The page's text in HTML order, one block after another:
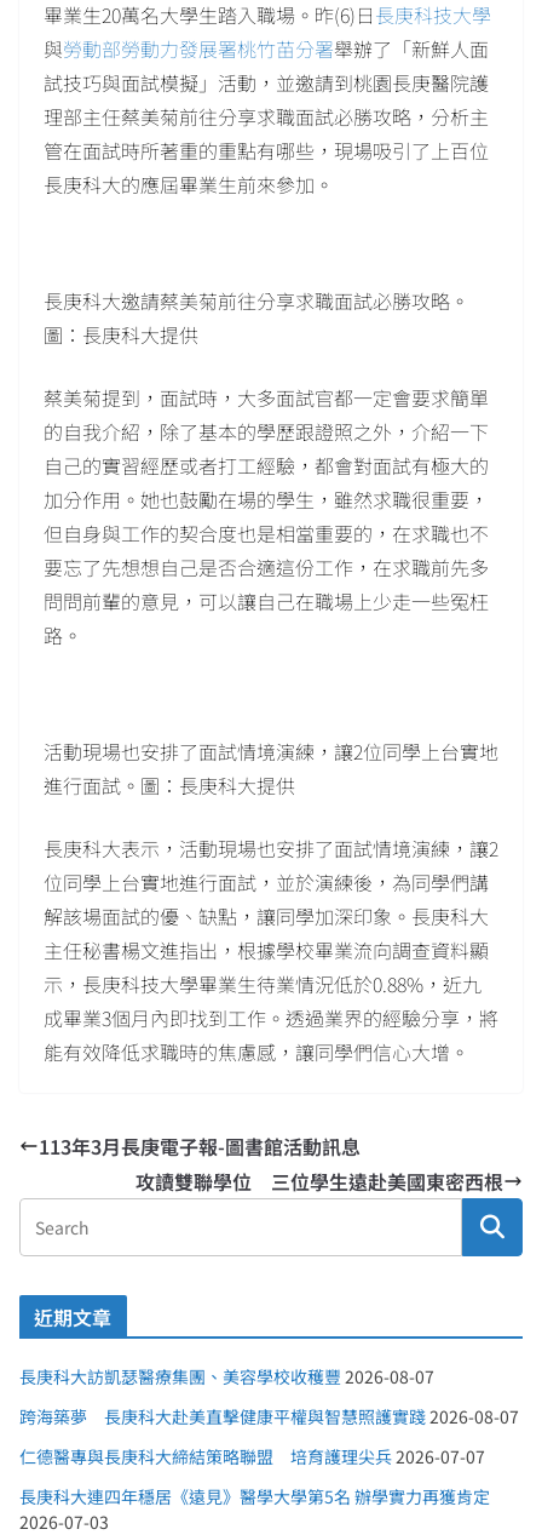
畢業生20萬名大學生踏入職場。昨(6)日長庚科技大學
與勞動部勞動力發展署桃竹苗分署舉辦了「新鮮人面
試技巧與面試模擬」活動，並邀請到桃園長庚醫院護
理部主任蔡美菊前往分享求職面試必勝攻略，分析主
管在面試時所著重的重點有哪些，現場吸引了上百位
長庚科大的應屆畢業生前來參加。
長庚科大邀請蔡美菊前往分享求職面試必勝攻略。
圖：長庚科大提供
蔡美菊提到，面試時，大多面試官都一定會要求簡單
的自我介紹，除了基本的學歷跟證照之外，介紹一下
自己的實習經歷或者打工經驗，都會對面試有極大的
加分作用。她也鼓勵在場的學生，雖然求職很重要，
但自身與工作的契合度也是相當重要的，在求職也不
要忘了先想想自己是否合適這份工作，在求職前先多
問問前輩的意見，可以讓自己在職場上少走一些冤枉
路。
活動現場也安排了面試情境演練，讓2位同學上台實地
進行面試。圖：長庚科大提供
長庚科大表示，活動現場也安排了面試情境演練，讓2
位同學上台實地進行面試，並於演練後，為同學們講
解該場面試的優、缺點，讓同學加深印象。長庚科大
主任秘書楊文進指出，根據學校畢業流向調查資料顯
示，長庚科技大學畢業生待業情況低於0.88%，近九
成畢業3個月內即找到工作。透過業界的經驗分享，將
能有效降低求職時的焦慮感，讓同學們信心大增。
113年3月長庚電子報-圖書館活動訊息
攻讀雙聯學位 三位學生遠赴美國東密西根
近期文章
長庚科大訪凱瑟醫療集團、美容學校收穫豐 2026-08-07
跨海築夢 長庚科大赴美直擊健康平權與智慧照護實踐2026-08-07
仁德醫專與長庚科大締結策略聯盟 培育護理尖兵2026-07-07
長庚科大連四年穩居《遠見》醫學大學第5名 辦學實力再獲肯定
2026-07-03